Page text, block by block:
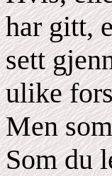
har gitt,
sett
ulike
Men
Som du